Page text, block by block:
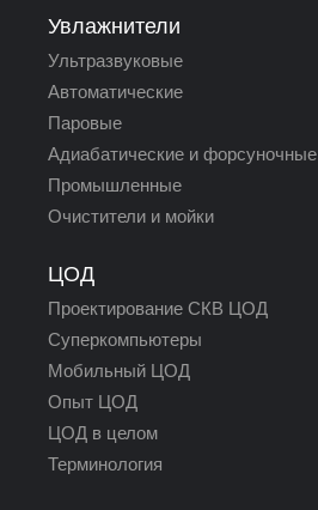
Увлажнители
Ультразвуковые
Автоматические
Паровые
Адиабатические и форсуночные
Промышленные
Очистители и мойки
ЦОД
Проектирование СКВ ЦОД
Суперкомпьютеры
Мобильный ЦОД
Опыт ЦОД
ЦОД в целом
Терминология